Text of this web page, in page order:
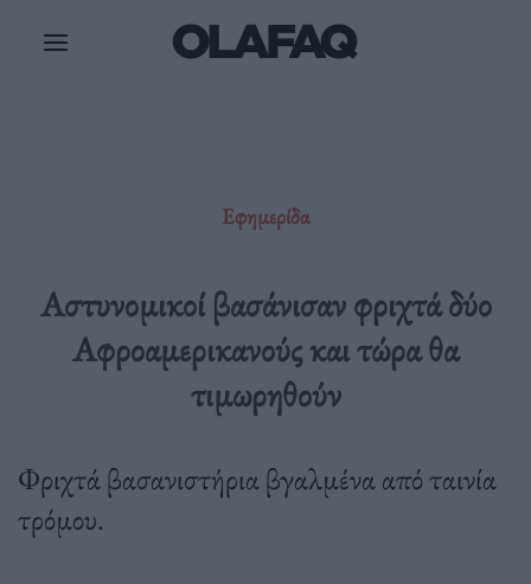
Εφημερίδα
Αστυνομικοί βασάνισαν φριχτά δύο
Αφροαμερικανούς και τώρα θα
τιμωρηθούν
Φριχτά βασανιστήρια βγαλμένα από ταινία
τρόμου.